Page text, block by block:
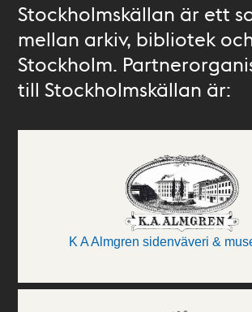
Stockholmskällan är ett
mellan arkiv, bibliotek
Stockholm.
till Stockholmskällan är:
K A Almgren sidenväveri &